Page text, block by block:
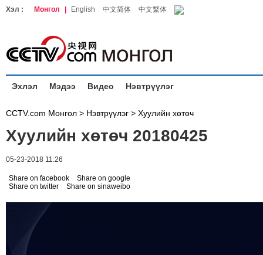
Хэл : Монгол English 中文简体 中文繁体
Эхлэл Мэдээ Видео Нэвтрүүлэг
CCTV.com Монгол > Нэвтрүүлэг > Хуулийн хөтөч
Хуулийн хөтөч 20180425
05-23-2018 11:26
Share on facebook
Share on google
Share on twitter
Share on sinaweibo